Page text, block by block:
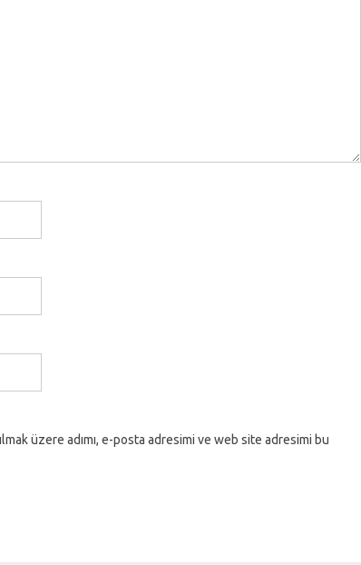
üzere adımı, e-posta adresimi ve web site adresimi bu